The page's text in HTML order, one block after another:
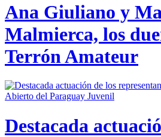
Ana Giuliano y
Malmierca, los
Terrón Amateur
Destacada